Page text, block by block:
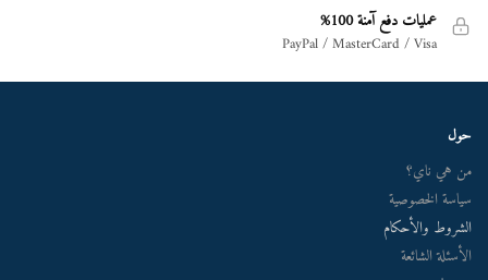
عمليات دفع آمنة 100%
PayPal / MasterCard / Visa
حول
من هي ناي؟
سياسة الخصوصية
الشروط والأحكام
الأسئلة الشائعة